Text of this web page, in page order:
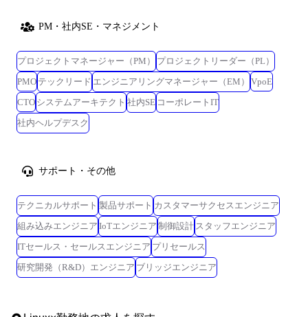
PM・社内SE・マネジメント
プロジェクトマネージャー（PM）
プロジェクトリーダー（PL）
PMO テックリード エンジニアリングマネージャー（EM）
VpoE
CTO システムアーキテクト 社内SE コーポレートIT
社内ヘルプデスク
サポート・その他
テクニカルサポート 製品サポート カスタマーサクセスエンジニア
組み込みエンジニア IoTエンジニア 制御設計 スタッフエンジニア
ITセールス・セールスエンジニア プリセールス
研究開発（R&D）エンジニア ブリッジエンジニア